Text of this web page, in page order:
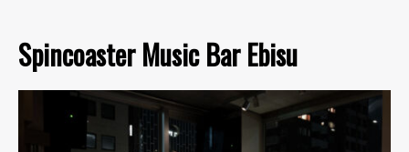
Spincoaster Music Bar Ebisu